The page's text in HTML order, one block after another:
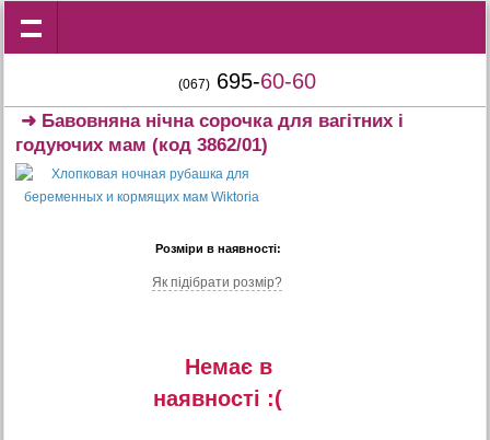
(067) 695-60-60
➜ Бавовняна нічна сорочка для вагітних і
годуючих мам (код 3862/01)
Розміри в наявності:
Як підібрати розмір?
Немає в
наявностi :(